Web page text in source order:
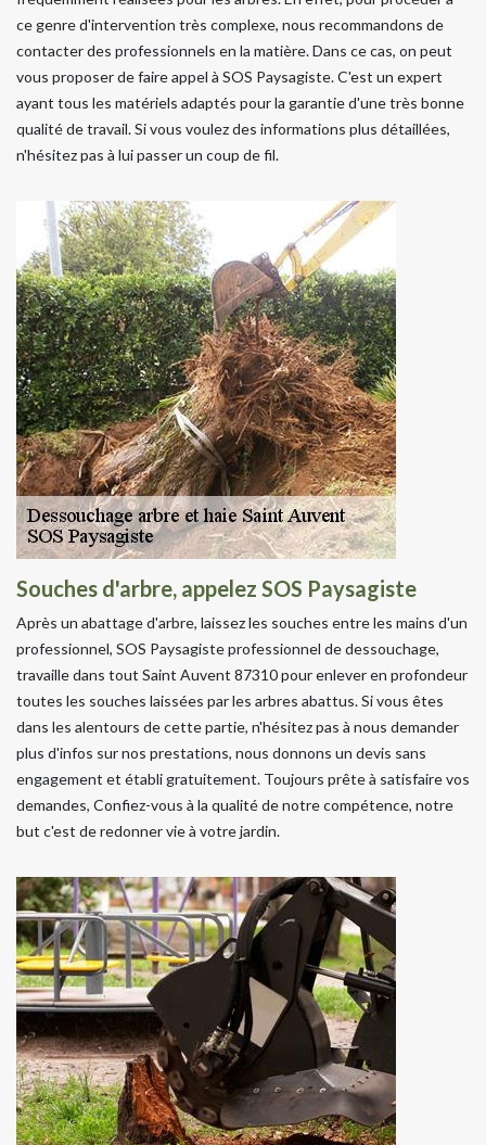
ce genre d'intervention très complexe, nous recommandons de
contacter des professionnels en la matière. Dans ce cas, on peut
vous proposer de faire appel à SOS Paysagiste. C'est un expert
ayant tous les matériels adaptés pour la garantie d'une très bonne
qualité de travail. Si vous voulez des informations plus détaillées,
n'hésitez pas à lui passer un coup de fil.
Souches d'arbre, appelez SOS Paysagiste
Après un abattage d'arbre, laissez les souches entre les mains d'un
professionnel, SOS Paysagiste professionnel de dessouchage,
travaille dans tout Saint Auvent 87310 pour enlever en profondeur
toutes les souches laissées par les arbres abattus. Si vous êtes
dans les alentours de cette partie, n'hésitez pas à nous demander
plus d'infos sur nos prestations, nous donnons un devis sans
engagement et établi gratuitement. Toujours prête à satisfaire vos
demandes, Confiez-vous à la qualité de notre compétence, notre
but c'est de redonner vie à votre jardin.